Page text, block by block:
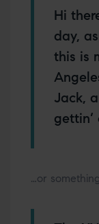
Hi
day,
this is
Jack,
…or